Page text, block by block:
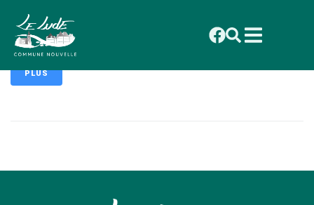
principal
Michel MEUNIER
PLUS